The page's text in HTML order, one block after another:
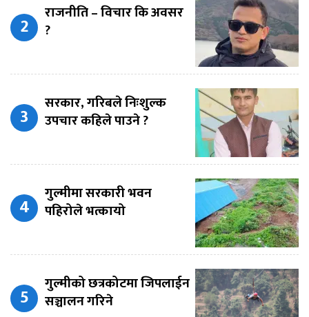
राजनीति – विचार कि अवसर
?
सरकार, गरिबले निःशुल्क
उपचार कहिले पाउने ?
गुल्मीमा सरकारी भवन
पहिरोले भत्कायो
गुल्मीको छत्रकोटमा जिपलाईन
सञ्चालन गरिने